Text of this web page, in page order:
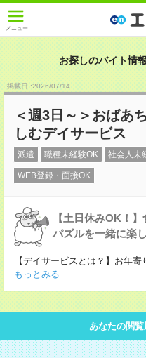
メニュー
お探しのバイト情
掲載日 :2026/07/14
＜週3日～＞おばあ
しむデイサービス
派遣 職種未経験OK 社会人未
WEB登録・面接OK
【土日休みOK！
パズルを一緒に楽
【デイサービスとは？】お年
もっとみる
あなたの閲